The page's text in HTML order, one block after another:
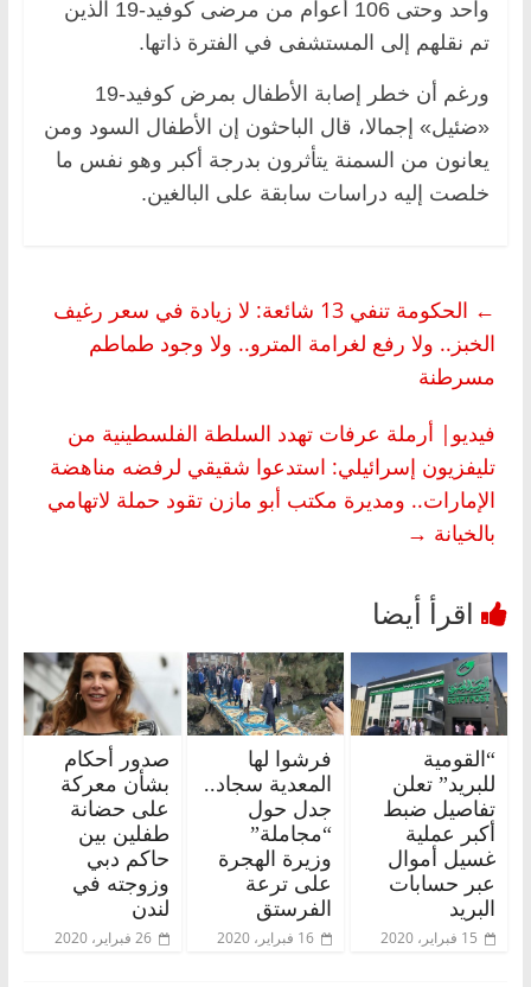
واحد وحتى 106 أعوام من مرضى كوفيد-19 الذين
تم نقلهم إلى المستشفى في الفترة ذاتها.
ورغم أن خطر إصابة الأطفال بمرض كوفيد-19
«ضئيل» إجمالا، قال الباحثون إن الأطفال السود ومن
يعانون من السمنة يتأثرون بدرجة أكبر وهو نفس ما
خلصت إليه دراسات سابقة على البالغين.
←
الحكومة تنفي 13 شائعة: لا زيادة في سعر رغيف
الخبز.. ولا رفع لغرامة المترو.. ولا وجود طماطم
مسرطنة
فيديو| أرملة عرفات تهدد السلطة الفلسطينية من
تليفزيون إسرائيلي: استدعوا شقيقي لرفضه مناهضة
الإمارات.. ومديرة مكتب أبو مازن تقود حملة لاتهامي
بالخيانة →
“القومية
للبريد” تعلن
تفاصيل ضبط
أكبر عملية
غسيل أموال
عبر حسابات
البريد
15 فبراير، 2020
فرشوا لها
المعدية سجاد..
جدل حول
“مجاملة”
وزيرة الهجرة
على ترعة
الفرستق
16 فبراير، 2020
صدور أحكام
بشأن معركة
على حضانة
طفلين بين
حاكم دبي
وزوجته في
لندن
26 فبراير، 2020